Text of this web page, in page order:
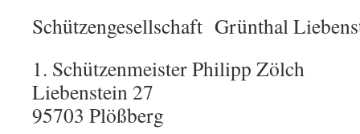
Schützengesellschaft Grünthal
1. Schützenmeister Philipp Zölch
Liebenstein 27
95703 Plößberg